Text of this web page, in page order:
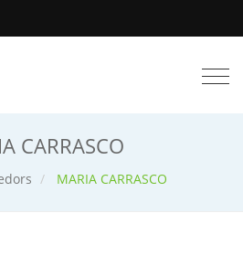
CARRASCO
MARIA CARRASCO